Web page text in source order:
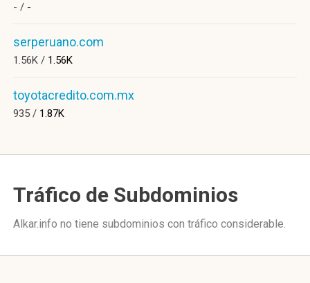
- / -
serperuano.com
1.56K / 1.56K
toyotacredito.com.mx
935 / 1.87K
Tráfico de Subdominios
Alkar.info no tiene subdominios con tráfico considerable.